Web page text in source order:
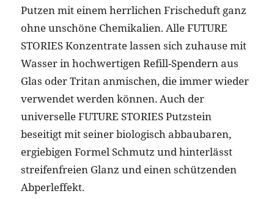
Putzen mit einem herrlichen Frischeduft ganz
ohne unschöne Chemikalien. Alle FUTURE
STORIES Konzentrate lassen sich zuhause mit
Wasser in hochwertigen Refill-Spendern aus
Glas oder Tritan anmischen, die immer wieder
verwendet werden können. Auch der
universelle FUTURE STORIES Putzstein
beseitigt mit seiner biologisch abbaubaren,
ergiebigen Formel Schmutz und hinterlässt
streifenfreien Glanz und einen schützenden
Abperleffekt.